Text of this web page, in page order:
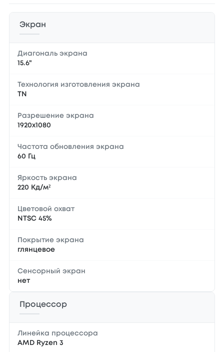
Экран
Диагональ экрана
15.6"
Технология изготовления экрана
TN
Разрешение экрана
1920x1080
Частота обновления экрана
60 Гц
Яркость экрана
220 Кд/м²
Цветовой охват
NTSC 45%
Покрытие экрана
глянцевое
Сенсорный экран
нет
Процессор
Линейка процессора
AMD Ryzen 3